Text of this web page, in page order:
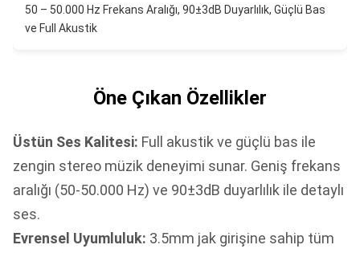
50 – 50.000 Hz Frekans Aralığı, 90±3dB Duyarlılık, Güçlü Bas
ve Full Akustik
Öne Çıkan Özellikler
Üstün Ses Kalitesi: Full akustik ve güçlü bas ile
zengin stereo müzik deneyimi sunar. Geniş frekans
aralığı (50-50.000 Hz) ve 90±3dB duyarlılık ile detaylı
ses.
Evrensel Uyumluluk: 3.5mm jak girişine sahip tüm